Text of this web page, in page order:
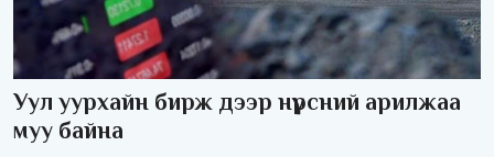
Уул уурхайн бирж дээр нүүрсний арилжаа
муу байна